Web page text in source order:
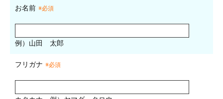
お名前 ※必須
例）山田 太郎
フリガナ ※必須